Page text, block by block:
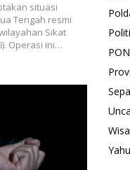
situasi
Tengah resmi
Sikat
Operasi ini…